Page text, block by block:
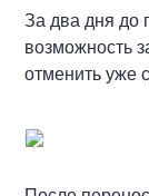
За два дня до
возможность
отменить уже